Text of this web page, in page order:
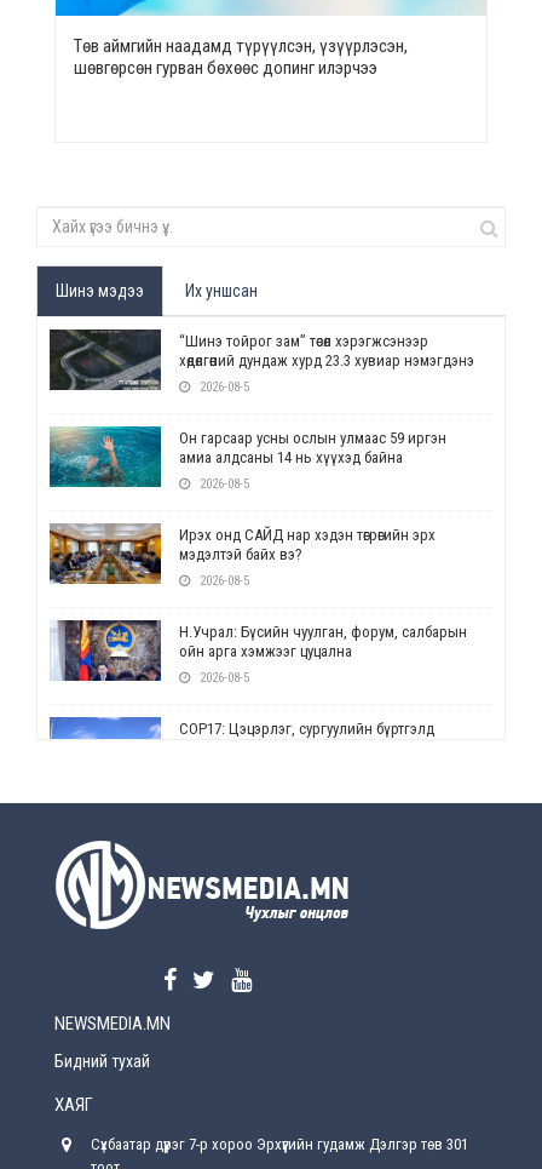
Төв аймгийн наадамд түрүүлсэн, үзүүрлэсэн,
шөвгөрсөн гурван бөхөөс допинг илэрчээ
Шинэ мэдээ Их уншсан
“Шинэ тойрог зам” төсөл хэрэгжсэнээр
хөдөлгөөний дундаж хурд 23.3 хувиар нэмэгдэнэ
2026-08-5
Он гарсаар усны ослын улмаас 59 иргэн
амиа алдсаны 14 нь хүүхэд байна
2026-08-5
Ирэх онд САЙД нар хэдэн төгрөгийн эрх
мэдэлтэй байх вэ?
2026-08-5
Н.Учрал: Бүсийн чуулган, форум, салбарын
ойн арга хэмжээг цуцална
2026-08-5
СОР17: Цэцэрлэг, сургуулийн бүртгэлд
2026-08-5
2026-08-5
хүрсэн өгөөжөөрөө ажлаа үнэлж, хэрэгжилтээ
NEWSMEDIA.MN
Бидний тухай
ХАЯГ
Сүхбаатар дүүрэг 7-р хороо Эрхүүгийн гудамж Дэлгэр төв 301